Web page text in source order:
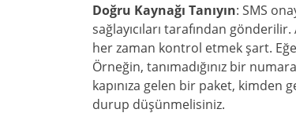
Doğru Kaynağı Tanıyın: SMS
sağlayıcıları tarafından gönderilir.
her zaman kontrol etmek şart.
Örneğin, tanımadığınız bir
kapınıza gelen bir paket,
durup düşünmelisiniz.